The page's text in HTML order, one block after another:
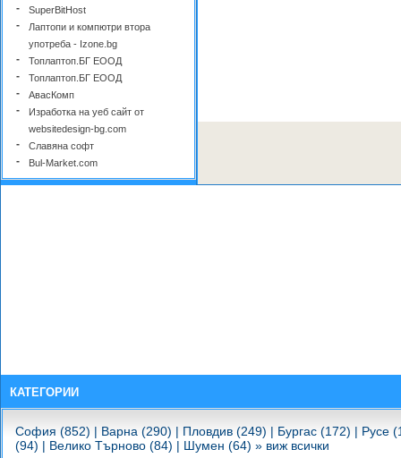
- SuperBitHost
-
Лаптопи и компютри втора
употреба - Izone.bg
- Топлаптоп.БГ ЕООД
- Топлаптоп.БГ ЕООД
- АвасКомп
-
Изработка на уеб сайт от
websitedesign-bg.com
- Славяна софт
- Bul-Market.com
- Уебмастър БГ
-
- София Компютърс ЕООД
- IT Administration
КАТЕГОРИИ
София (852) | Варна (290) | Пловдив (249) | Бургас (172) | Русе
(94) | Велико Търново (84) | Шумен (64) » виж всички